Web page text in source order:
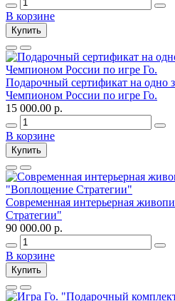
В корзине
Купить
Подарочный сертификат на одно
Чемпионом России по игре Го.
15 000.00 р.
В корзине
Купить
Современная интерьерная
Стратегии"
90 000.00 р.
В корзине
Купить